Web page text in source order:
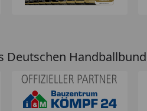
Deutschen